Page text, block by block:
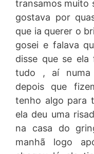
transamos muito
gostava por
que ia querer o
gosei e falava
disse que se ela
tudo , aí numa
depois que
tenho algo para
ela deu uma
na casa do
manhã logo